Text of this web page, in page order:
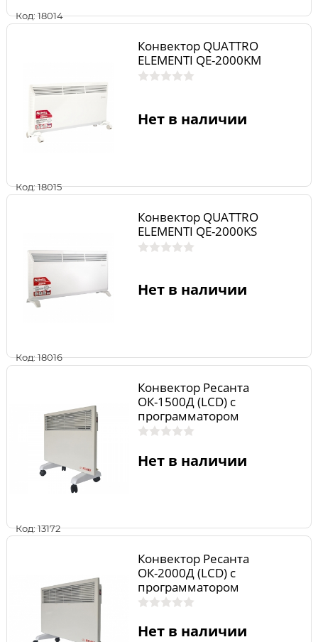
Код: 18014
Код: 18015
Конвектор QUATTRO
ELEMENTI QE-2000KM
Нет в наличии
Код: 18016
Конвектор QUATTRO
ELEMENTI QE-2000KS
Нет в наличии
Код: 13172
Конвектор Ресанта
ОК-1500Д (LСD) с
программатором
Нет в наличии
Конвектор Ресанта
ОК-2000Д (LСD) с
программатором
Нет в наличии